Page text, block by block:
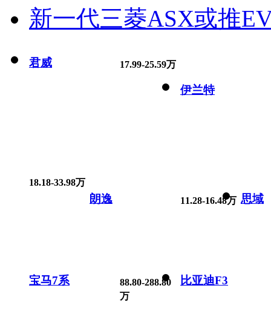
新一代三菱ASX或推
君威 17.99-25.59万
伊兰特
18.18-33.98万
朗逸 11.28-16.48万 思域
宝马7系
88.80-288.80
万
比亚迪F3